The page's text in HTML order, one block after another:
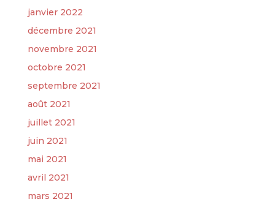
janvier 2022
décembre 2021
novembre 2021
octobre 2021
septembre 2021
août 2021
juillet 2021
juin 2021
mai 2021
avril 2021
mars 2021